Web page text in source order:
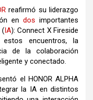
reafirmó su liderazgo
en dos importantes
(IA): Connect X Fireside
encuentros, la
de la colaboración
y conectado.
el HONOR ALPHA
la IA en distintos